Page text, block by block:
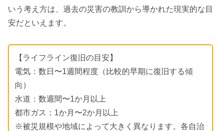
いう考え方は、過去の災害の教訓から導かれた現実的な目
安だといえます。
【ライフライン復旧の目安】
電気：数日〜1週間程度（比較的早期に復旧する傾
向）
水道：数週間〜1か月以上
都市ガス：1か月〜2か月以上
※被災規模や地域によって大きく異なります。各自治